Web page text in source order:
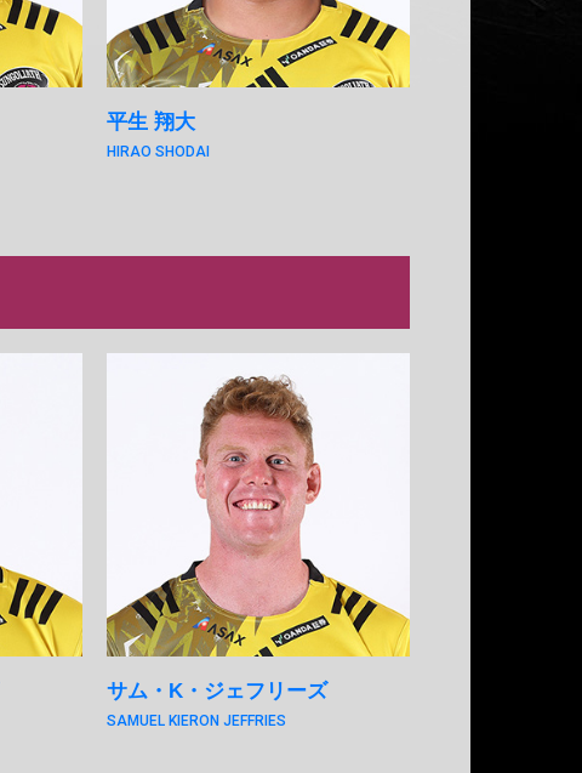
平生 翔大
HIRAO SHODAI
サム・K・ジェフリーズ
SAMUEL KIERON JEFFRIES